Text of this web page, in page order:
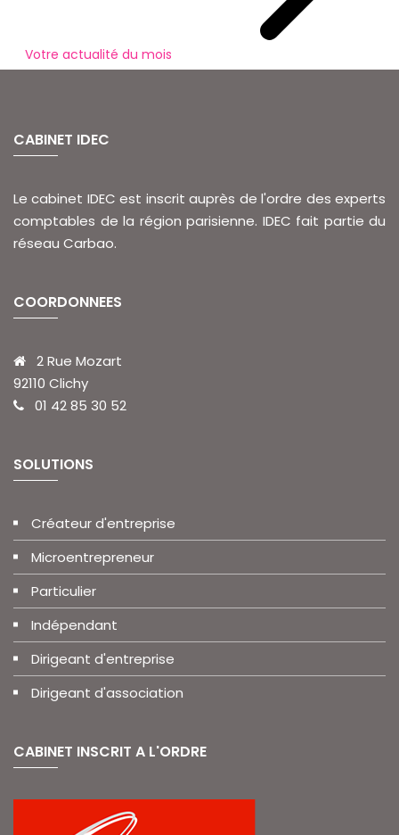
Votre actualité du mois
CABINET IDEC
Le cabinet IDEC est inscrit auprès de l'ordre des experts
comptables de la région parisienne. IDEC fait partie du
réseau Carbao.
COORDONNEES
2 Rue Mozart
92110 Clichy
01 42 85 30 52
SOLUTIONS
Créateur d'entreprise
Microentrepreneur
Particulier
Indépendant
Dirigeant d'entreprise
Dirigeant d'association
CABINET INSCRIT A L'ORDRE